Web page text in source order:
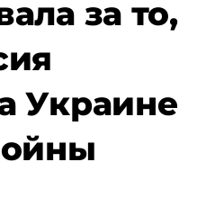
за то,
Украине